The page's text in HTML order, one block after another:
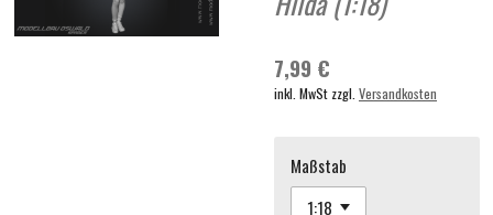
7,99 €
inkl. MwSt zzgl. Versandkosten
Maßstab